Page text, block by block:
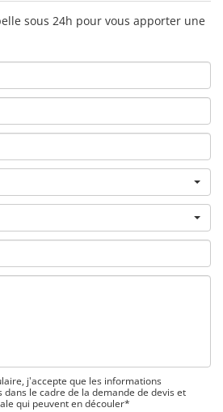
sous 24h pour vous apporter une
j'accepte que les informations
le cadre de la demande de devis et
qui peuvent en découler*